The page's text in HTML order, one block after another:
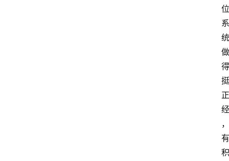
位
系
统
做
得
挺
正
经
，
有
积